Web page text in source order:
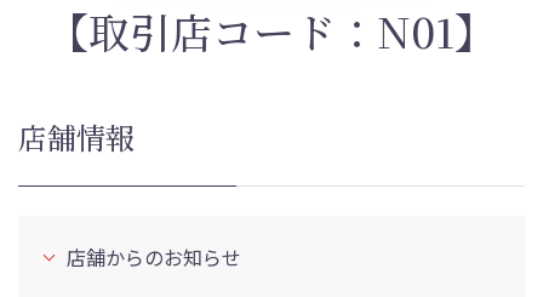
【取引店コード：N01】
店舗情報
店舗からのお知らせ